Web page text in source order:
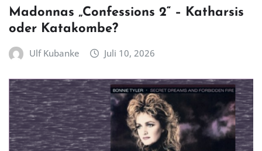
Madonnas „Confessions 2“ – Katharsis
oder Katakombe?
Ulf Kubanke Juli 10, 2026